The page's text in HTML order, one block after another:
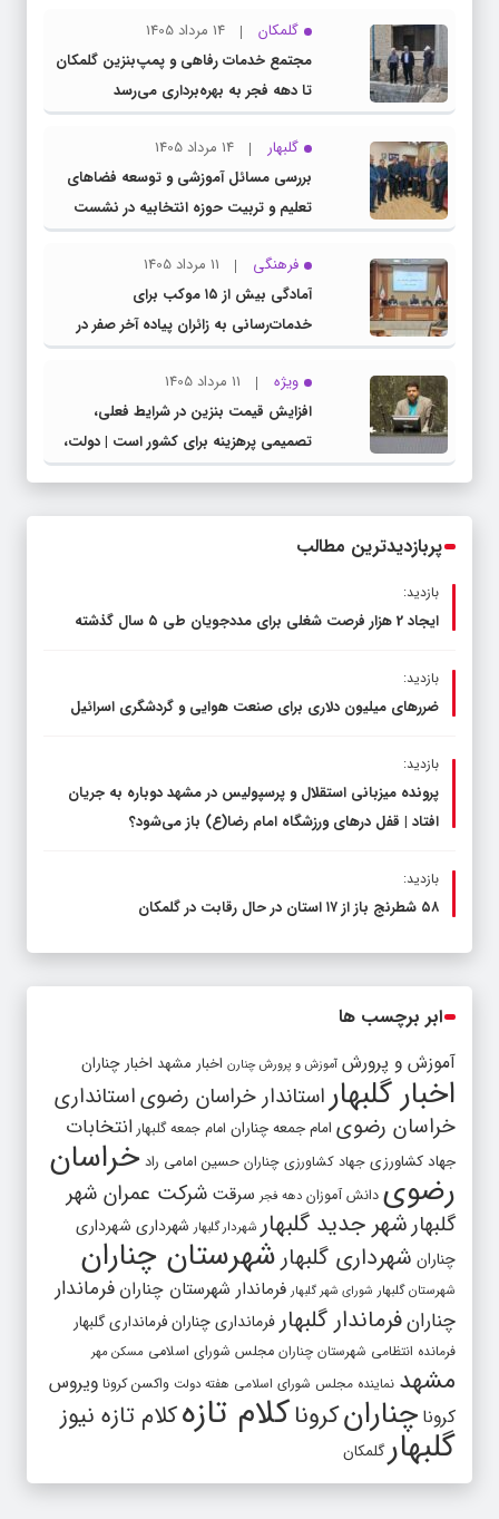
گلمکان
14 مرداد 1405
مجتمع خدمات رفاهی و پمپ‌بنزین گلمکان
تا دهه فجر به بهره‌برداری می‌رسد
گلبهار
14 مرداد 1405
بررسی مسائل آموزشی و توسعه فضاهای
تعلیم و تربیت حوزه انتخابیه در نشست
مشترک عضو کمیسیون آموزش مجلس با
مدیرکل آموزش و پرورش خراسان رضوی
فرهنگی
11 مرداد 1405
آمادگی بیش از ۱۵ موکب برای
خدمات‌رسانی به زائران پیاده آخر صفر در
شهرستان چناران
ویژه
11 مرداد 1405
افزایش قیمت بنزین در شرایط فعلی،
تصمیمی پرهزینه برای کشور است | دولت،
قاچاق سوخت و عوامل اصلی ناترازی را
پربازدیدترین مطالب
بازدید:
ایجاد 2 هزار فرصت شغلی برای مددجویان طی ۵ سال گذشته
بازدید:
ضررهای میلیون دلاری برای صنعت هوایی و گردشگری اسرائیل
بازدید:
پرونده میزبانی استقلال و پرسپولیس در مشهد دوباره به جریان
افتاد | قفل در‌های ورزشگاه امام رضا(ع) باز می‌شود؟
بازدید:
۵۸ شطرنج‌ باز از ۱۷ استان در حال رقابت در گلمکان
ابر برچسب ها
آموزش و پرورش آموزش و پرورش چنارن اخبار مشهد اخبار چناران
اخبار گلبهار استاندار خراسان رضویاستانداری
خراسان رضوی امام جمعه چناران امام جمعه گلبهار انتخابات
جهاد کشاورزی جهاد کشاورزی چناران حسین امامی راد خراسان
رضوی دانش آموزان دهه فجر سرقت شرکت عمران شهر
گلبهارشهر جدید گلبهار شهردار گلبهار شهرداری شهرداری
چناران شهرداری گلبهار شهرستان چناران
شهرستان گلبهار شورای شهر گلبهار فرماندار شهرستان چناران فرماندار
چنارانفرماندار گلبهار فرمانداری چنارانفرمانداری گلبهار
فرمانده انتظامی شهرستان چناران مجلس شورای اسلامی مسکن مهر
مشهد نماینده مجلس شورای اسلامی هفته دولت واکسن کرونا ویروس
کرونا چنارانکروناکلام تازهکلام تازه نیوز
گلبهارگلمکان